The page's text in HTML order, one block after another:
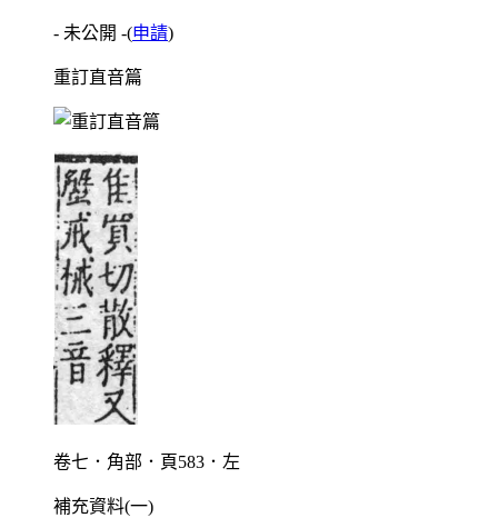
- 未公開 -(申請)
重訂直音篇
卷七．角部．頁583．左
補充資料(一)